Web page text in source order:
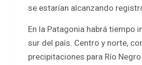
se estarían alcanzando
En la Patagonia habrá tiempo
sur del país. Centro y norte,
precipitaciones para Río